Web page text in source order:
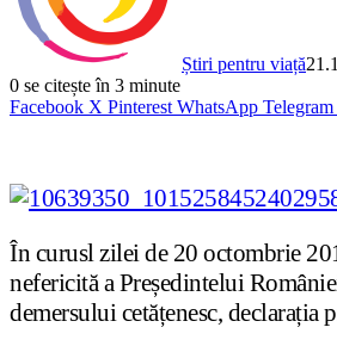
Știri pentru viață
0 se citește în 3 minute
Facebook X Pinterest WhatsApp Telegram
În curusl zilei de 20 octombrie
nefericită a Președintelui
demersului cetățenesc,